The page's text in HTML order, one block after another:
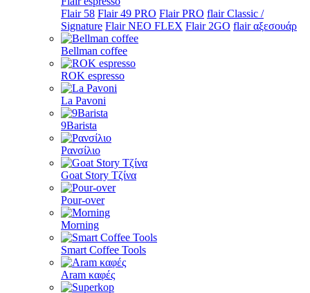
Flair 58 Flair 49 PRO Flair PRO flair Classic /
Signature Flair NEO FLEX Flair 2GO flair αξεσουάρ
Bellman coffee
ROK espresso
La Pavoni
9Barista
Ρανσίλιο
Goat Story Τζίνα
Pour-over
Morning
Smart Coffee Tools
Aram καφές